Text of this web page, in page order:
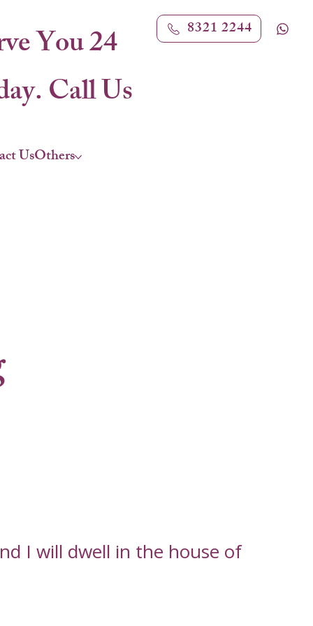
UsOthers
You 24
Call Us
8321 2244
I will dwell in the house of